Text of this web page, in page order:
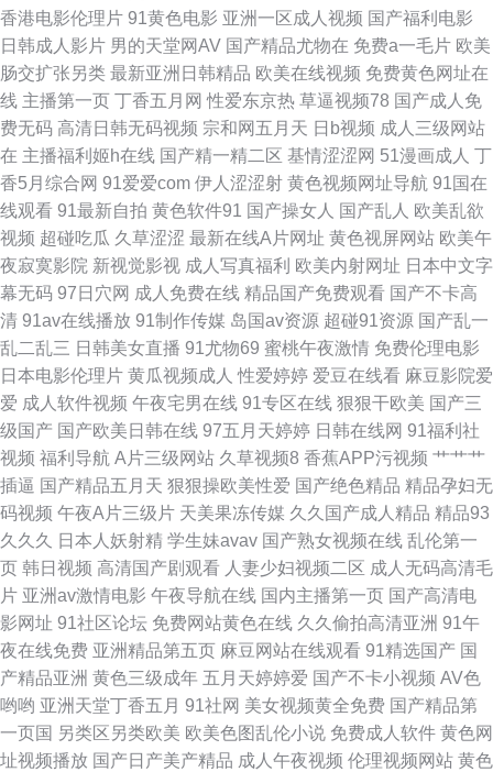
拍 人妖丝袜H 综合网日韩 成人网站 久久瑟瑟爰爰 天堂网两性 狼人伊人五月
花 伪娘自慰視频网站 www视频 麻豆一区视频资源 午夜久久电影 av午夜 韩
日色情 日韩AV淫淫网 人妖日B视频 AV无码高清大片 蜜桃网91 午夜激情三级
97视频国产在线 免费91 午夜97 91在线性爱影院 国产十区 欧美精品性爱 亚
洲成人色情电影 深夜福利在线91 丰满熟妇乱子另类 色屋国产 91蜜桃动漫78
国产操碰 日韩毛片网站 91黄色下载软件 东方成人AV 蜜臀人妻精 51人操超
碰在线 浮力草草黄色 蜜桃AV97 亚洲四房诱惑 www国产com 激情网站网址
日韩黄色网 91后入美女蜜桃 岛国大片在线观看 日本啪啪视频 91唐伯虎 国产
精品精品 日韩A级片
香港电影伦理片 91黄色电影 亚洲一区成人视频 国产福利电影
日韩成人影片 男的天堂网AV 国产精品尤物在 免费a一毛片 欧美
肠交扩张另类 最新亚洲日韩精品 欧美在线视频 免费黄色网址在
线 主播第一页 丁香五月网 性爱东京热 草逼视频78 国产成人免
费无码 高清日韩无码视频 宗和网五月天 日b视频 成人三级网站
在 主播福利姬h在线 国产精一精二区 基情涩涩网 51漫画成人 丁
香5月综合网 91爱爱com 伊人涩涩射 黄色视频网址导航 91国在
线观看 91最新自拍 黄色软件91 国产操女人 国产乱人 欧美乱欲
视频 超碰吃瓜 久草涩涩 最新在线A片网址 黄色视屏网站 欧美午
夜寂寞影院 新视觉影视 成人写真福利 欧美内射网址 日本中文字
幕无码 97日穴网 成人免费在线 精品国产免费观看 国产不卡高
清 91av在线播放 91制作传媒 岛国av资源 超碰91资源 国产乱一
乱二乱三 日韩美女直播 91尤物69 蜜桃午夜激情 免费伦理电影
日本电影伦理片 黄瓜视频成人 性爱婷婷 爱豆在线看 麻豆影院爱
爱 成人软件视频 午夜宅男在线 91专区在线 狠狠干欧美 国产三
级国产 国产欧美日韩在线 97五月天婷婷 日韩在线网 91福利社
视频 福利导航 A片三级网站 久草视频8 香蕉APP污视频 艹艹艹
插逼 国产精品五月天 狠狠操欧美性爱 国产绝色精品 精品孕妇无
码视频 午夜A片三级片 天美果冻传媒 久久国产成人精品 精品93
久久久
日本人妖射精 学生妹avav 国产熟女视频在线 乱伦第一
页 韩日视频 高清国产剧观看 人妻少妇视频二区 成人无码高清毛
片 亚洲av激情电影 午夜导航在线 国内主播第一页 国产高清电
影网址 91社区论坛 免费网站黄色在线 久久偷拍高清亚洲 91午
夜在线免费 亚洲精品第五页 麻豆网站在线观看 91精选国产 国
产精品亚洲 黄色三级成年 五月天婷婷爱 国产不卡小视频 AV色
哟哟 亚洲天堂丁香五月 91社网 美女视频黄全免费 国产精品第
一页国 另类区另类欧美 欧美色图乱伦小说 免费成人软件 黄色网
址视频播放 国产日产美产精品 成人午夜视频 伦理视频网站 黄色